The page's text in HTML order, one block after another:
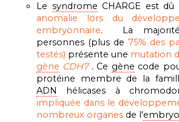
Le syndrome CHARGE est dû
anomalie lors du
embryonnaire. La
personnes (plus de75% des
testés) présente une mutation
gène CDH7. Ce gène code
protéine membre de la
ADN
hélicases à
impliquée dans le
nombreux organes de l'